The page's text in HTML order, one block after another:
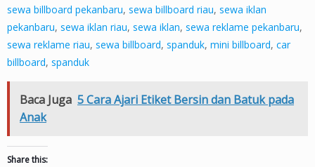
sewa billboard pekanbaru, sewa billboard riau, sewa iklan
pekanbaru, sewa iklan riau, sewa iklan, sewa reklame pekanbaru,
sewa reklame riau, sewa billboard, spanduk, mini billboard, car
billboard, spanduk
Baca Juga 5 Cara Ajari Etiket Bersin dan Batuk pada
Anak
Share this: